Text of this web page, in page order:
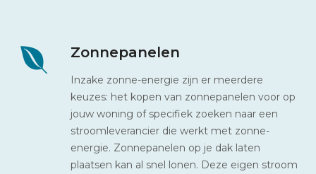
Zonnepanelen
Inzake zonne-energie zijn er meerdere
keuzes: het kopen van zonnepanelen voor op
jouw woning of specifiek zoeken naar een
stroomleverancier die werkt met zonne-
energie. Zonnepanelen op je dak laten
plaatsen kan al snel lonen. Deze eigen stroom